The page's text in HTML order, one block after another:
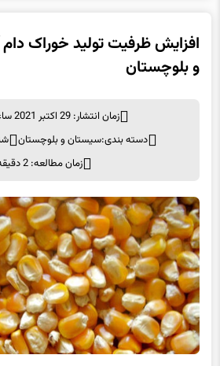
افزایش ظرفیت تولید خوراک
و بلوچستان
زمان انتشار: 29 اکتبر 2021 ساعت 13:16
دسته بندی:سیستان و بلوچستان
زمان مطالعه: 2 دقیقه